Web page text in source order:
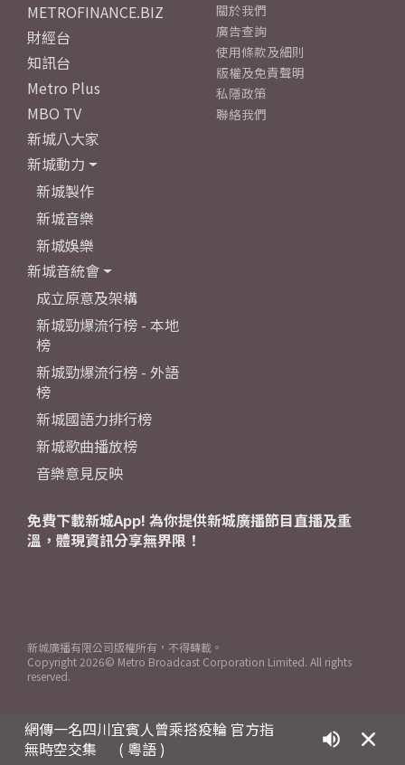
網傳一名四川宜賓人曾乘搭疫輪 官方指
無時空交集
( 粵語 )
METROFINANCE.BIZ
財經台
知訊台
Metro Plus
MBO TV
新城八大家
新城動力
新城製作
新城音樂
新城娛樂
新城音統會
成立原意及架構
新城勁爆流行榜 - 本地
榜
新城勁爆流行榜 - 外語
榜
新城國語力排行榜
新城歌曲播放榜
音樂意見反映
關於我們
廣告查詢
使用條款及細則
版權及免責聲明
私隱政策
聯絡我們
免費下載新城App! 為你提供新城廣播節目直播及重
溫，體現資訊分享無界限！
新城廣播有限公司版權所有，不得轉載。
Copyright 2026© Metro Broadcast Corporation Limited. All rights
reserved.